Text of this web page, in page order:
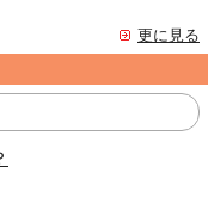
更に見る